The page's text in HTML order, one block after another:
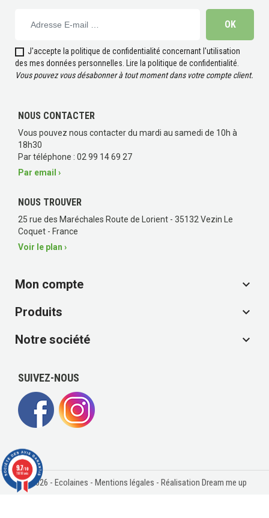
J'accepte la politique de confidentialité concernant l'utilisation
des mes données personnelles. Lire la politique de confidentialité.
Vous pouvez vous désabonner à tout moment dans votre compte client.
NOUS CONTACTER
Vous pouvez nous contacter du mardi au samedi de 10h à
18h30
Par téléphone : 02 99 14 69 27
Par email ›
NOUS TROUVER
25 rue des Maréchales Route de Lorient - 35132 Vezin Le
Coquet - France
Voir le plan ›
Mon compte

Produits

Notre société

SUIVEZ-NOUS
© 2026 - Ecolaines - Mentions légales - Réalisation Dream me up
9.7/10
11818 avis